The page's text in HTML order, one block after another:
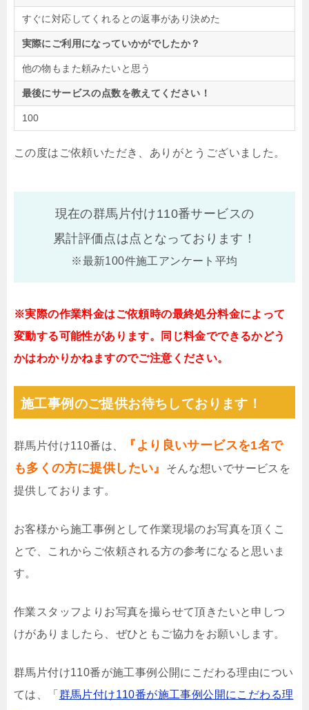
すぐに対応してくれるとの返事があり決めた
実際にご利用になっていかがでしたか？
他の物もまた頼みたいと思う
最後にサービスの点数を教えてください！
100
この度はご依頼いただき、ありがとうございました。
現在の群馬片付け110番サービスの
累計評価点は点となっております！
※最新100件施工アンケート平均
※実際の作業料金はご依頼時の最終処分料金によって
変動する可能性があります。同じ料金でできるかどう
かはわかりかねますのでご注意ください。
施工事例のご提供お待ちしております！
群馬片付け110番は、
『より良いサービスを1名で
も多くの方に提供したい』
そんな想いでサービスを
提供しております。
お客様から施工事例として作業現場のお写真を頂くこ
とで、これからご依頼される方の参考になると思いま
す。
作業スタッフよりお写真を撮らせて頂きたいと申しつ
けがありましたら、ぜひともご協力をお願いします。
群馬片付け110番が施工事例公開にこだわる理由につい
ては、「 群馬片付け110番が施工事例公開にこだわる理